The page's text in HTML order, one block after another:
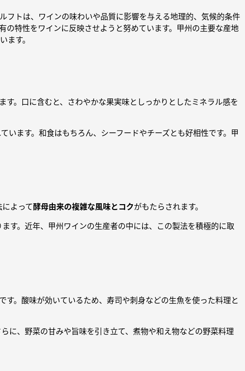
フトは、ワインの味わいや品質に影響を与える地理的、気候的条件
特性をワインに反映させようと努めています。甲州の主要な産地
ます。
。口に含むと、さわやかな果実味としっかりとしたミネラル感を
ます。和食はもちろん、シーフードやチーズとも好相性です。甲
よって酵母由来の複雑な風味とコクがもたらされます。
す。近年、甲州ワインの生産者の中には、この製法を積極的に取
。酸味が効いているため、寿司や刺身などの生魚を使った料理と
に、野菜の甘みや旨味を引き立て、煮物や和え物などの野菜料理